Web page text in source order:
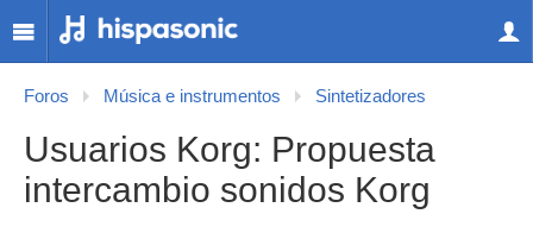
Foros Música e instrumentos Sintetizadores
Usuarios Korg: Propuesta
intercambio sonidos Korg